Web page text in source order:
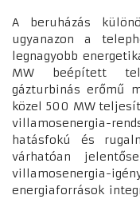
A beruházás
ugyanazon a
legnagyobb
MW beépített
gázturbinás erőmű
közel 500 MW
villamosenergia-
hatásfokú és
várhatóan
villamosenergia-
energiaforrások